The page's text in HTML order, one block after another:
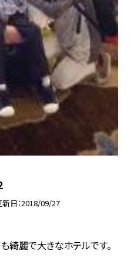
新日 2018/09/27
綺麗で大きなホテルです。